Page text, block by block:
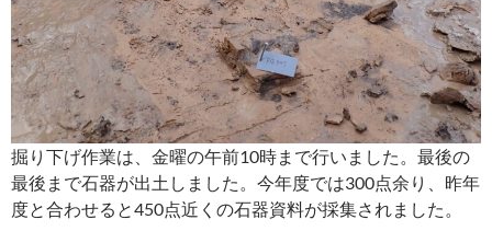
掘り下げ作業は、金曜の午前10時まで行いました。最後の
最後まで石器が出土しました。今年度では300点余り、昨年
度と合わせると450点近くの石器資料が採集されました。